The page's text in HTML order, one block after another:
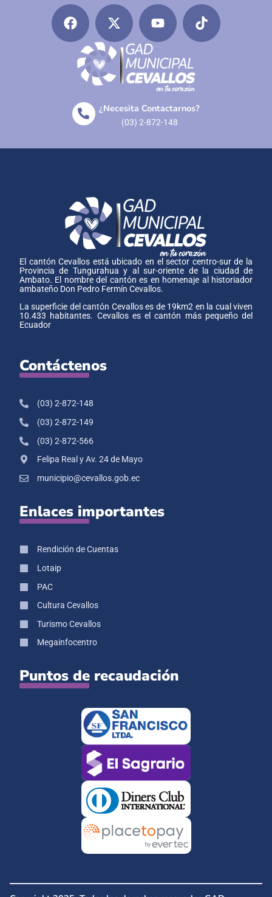
¿Necesita Contactarnos?
(03) 2-872-148
El cantón Cevallos está ubicado en el sector centro-sur de la
Provincia de Tungurahua y al sur-oriente de la ciudad de
Ambato. El nombre del cantón es en homenaje al historiador
ambateño Don Pedro Fermín Cevallos.
La superficie del cantón Cevallos es de 19km2 en la cual viven
10.433 habitantes. Cevallos es el cantón más pequeño del
Ecuador
Contáctenos
(03) 2-872-148
(03) 2-872-149
(03) 2-872-566
Felipa Real y Av. 24 de Mayo
municipio@cevallos.gob.ec
Enlaces importantes
Rendición de Cuentas
Lotaip
PAC
Cultura Cevallos
Turismo Cevallos
Megainfocentro
Puntos de recaudación